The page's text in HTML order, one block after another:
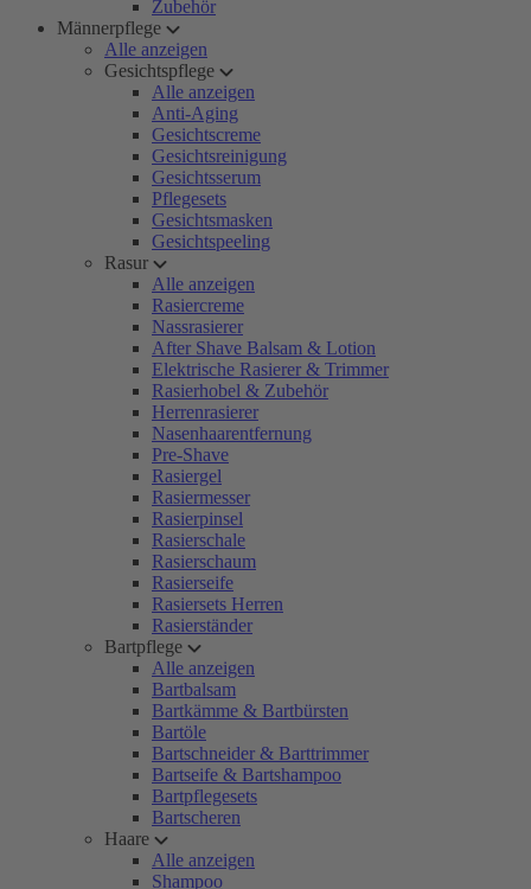
Zubehör
Männerpflege
Alle anzeigen
Gesichtspflege
Alle anzeigen
Anti-Aging
Gesichtscreme
Gesichtsreinigung
Gesichtsserum
Pflegesets
Gesichtsmasken
Gesichtspeeling
Rasur
Alle anzeigen
Rasiercreme
Nassrasierer
After Shave Balsam & Lotion
Elektrische Rasierer & Trimmer
Rasierhobel & Zubehör
Herrenrasierer
Nasenhaarentfernung
Pre-Shave
Rasiergel
Rasiermesser
Rasierpinsel
Rasierschale
Rasierschaum
Rasierseife
Rasiersets Herren
Rasierständer
Bartpflege
Alle anzeigen
Bartbalsam
Bartkämme & Bartbürsten
Bartöle
Bartschneider & Barttrimmer
Bartseife & Bartshampoo
Bartpflegesets
Bartscheren
Haare
Alle anzeigen
Shampoo